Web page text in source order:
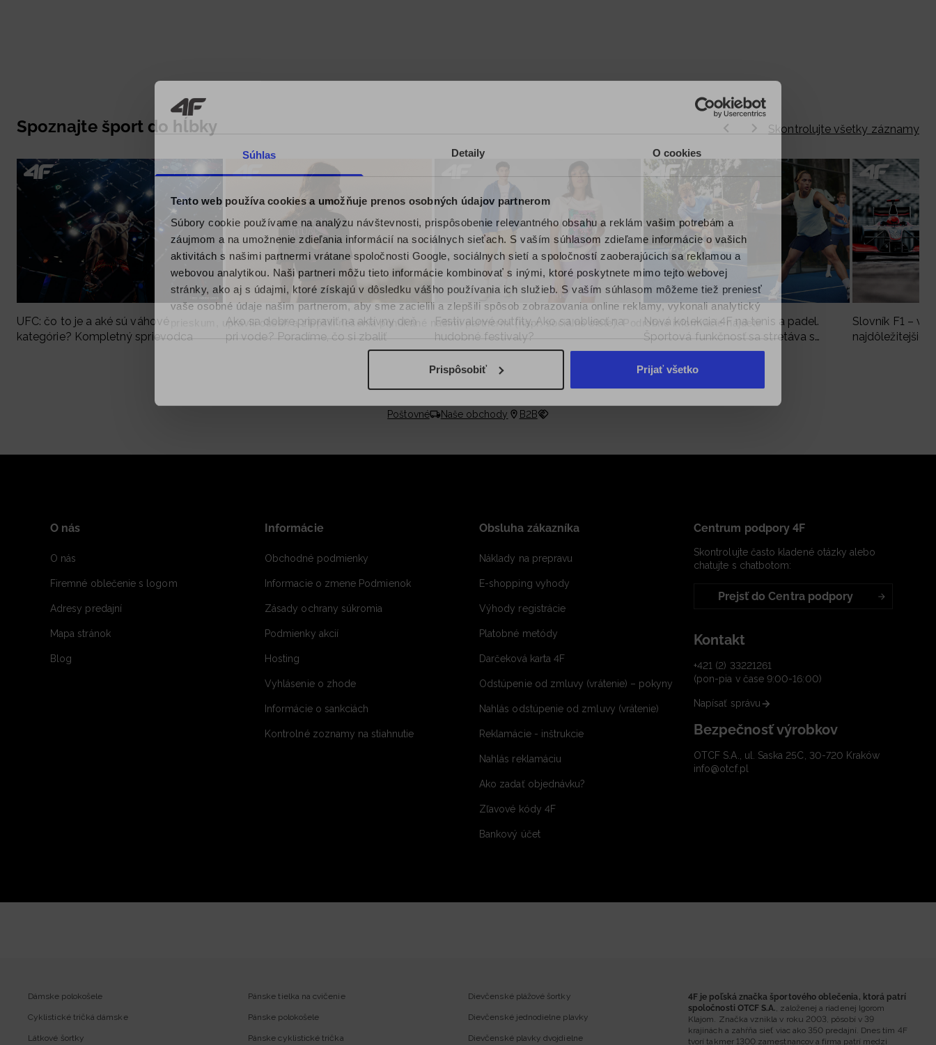
Súhlas Detaily O cookies
Tento web používa cookies a umožňuje prenos osobných údajov partnerom
Súbory cookie používame na analýzu návštevnosti, prispôsobenie relevantného obsahu a reklám vašim potrebám a
záujmom a na umožnenie zdieľania informácií na sociálnych sieťach. S vaším súhlasom zdieľame informácie o vašich
aktivitách s našimi partnermi vrátane spoločnosti Google, sociálnych sietí a spoločností zaoberajúcich sa reklamou a
webovou analytikou. Naši partneri môžu tieto informácie kombinovať s inými, ktoré poskytnete mimo tejto webovej
stránky, ako aj s údajmi, ktoré získajú v dôsledku vášho používania ich služieb. S vaším súhlasom môžeme tiež preniesť
vaše osobné údaje našim partnerom, aby sme zacielili a zlepšili spôsob zobrazovania online reklamy, vykonali analytický
prieskum, upravili obsah a zlepšili riešenia ponúkané našimi partnermi (napr. sociálne siete). Podrobné informácie nájdete
v našich Zásadách ochrany osobných údajov a v časti „Podrobnosti“.
Prispôsobiť Prijať všetko
Spoznajte šport do hĺbky Skontrolujte všetky záznamy
UFC: čo to je a aké sú váhové
kategórie? Kompletný sprievodca
Ako sa dobre pripraviť na aktívny deň
pri vode? Poradíme, čo si zbaliť
Festivalové outfity. Ako sa obliecť na
hudobné festivaly?
Nová kolekcia 4F na tenis a padel.
Športová funkčnosť sa stretáva s
moderným štýlom
Slovník F1 –
najdôležitejšie
Poštovné Naše obchody B2B
O nás
O nás
Firemné oblečenie s logom
Adresy predajní
Mapa stránok
Blog
Informácie
Obchodné podmienky
Informacie o zmene Podmienok
Zásady ochrany súkromia
Podmienky akcií
Hosting
Vyhlásenie o zhode
Informácie o sankciách
Kontrolné zoznamy na stiahnutie
Obsluha zákazníka
Náklady na prepravu
E-shopping vyhody
Výhody registrácie
Platobné metódy
Darčeková karta 4F
Odstúpenie od zmluvy (vrátenie) – pokyny
Nahlás odstúpenie od zmluvy (vrátenie)
Reklamácie - inštrukcie
Nahlás reklamáciu
Ako zadať objednávku?
Zľavové kódy 4F
Bankový účet
Centrum podpory 4F
Skontrolujte často kladené otázky alebo
chatujte s chatbotom:
Prejsť do Centra podpory
Kontakt
+421 (2) 33221261
(pon-pia v čase 9:00-16:00)
Napísať správu
Bezpečnosť výrobkov
OTCF S.A., ul. Saska 25C, 30-720 Kraków
info@otcf.pl
Dámske polokošele
Cyklistické tričká dámske
Látkové šortky
Pánske tielka na cvičenie
Pánske polokošele
Pánske cyklistické trička
Dievčenské plážové šortky
Dievčenské jednodielne plavky
Dievčenské plavky dvojdielne
4F je poľská značka športového oblečenia, ktorá patrí
spoločnosti OTCF S.A., založenej a riadenej Igorom
Klajom. Značka vznikla v roku 2003, pôsobí v 39
krajinách a zahŕňa sieť viac ako 350 predajní. Dnes tím 4F
tvorí takmer 1300 zamestnancov a firma patrí medzi